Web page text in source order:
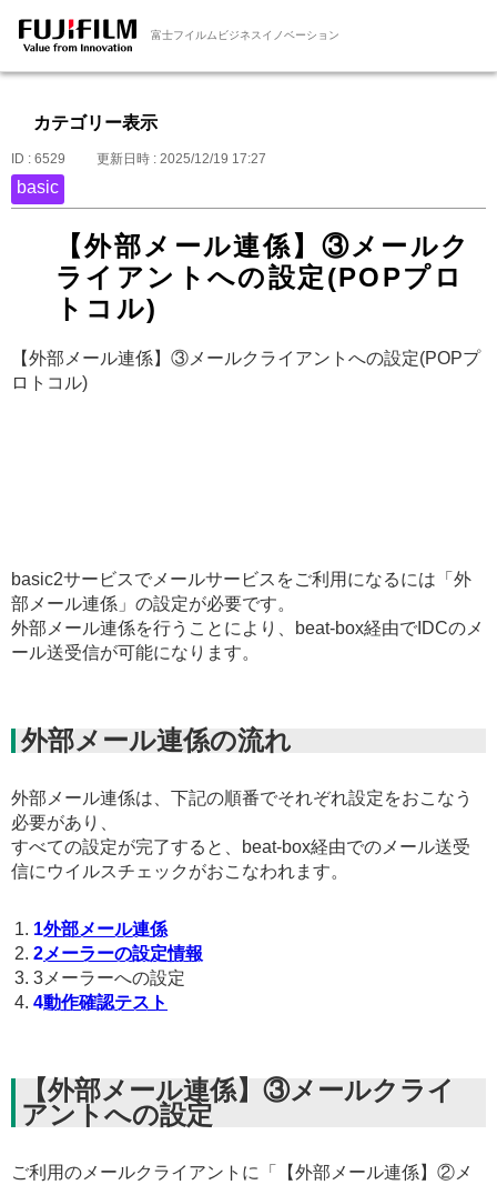
富士フイルムビジネスイノベーション
カテゴリー表示
ID : 6529 更新日時 : 2025/12/19 17:27
basic
【外部メール連係】③メールク
ライアントへの設定(POPプロ
トコル)
【外部メール連係】③メールクライアントへの設定(POPプ
ロトコル)
basic2サービスでメールサービスをご利用になるには「外
部メール連係」の設定が必要です。
外部メール連係を行うことにより、beat-box経由でIDCのメ
ール送受信が可能になります。
外部メール連係の流れ
外部メール連係は、下記の順番でそれぞれ設定をおこなう
必要があり、
すべての設定が完了すると、beat-box経由でのメール送受
信にウイルスチェックがおこなわれます。
1外部メール連係
2メーラーの設定情報
3 メーラーへの設定
4動作確認テスト
【外部メール連係】③メールクライ
アントへの設定
ご利用のメールクライアントに「【外部メール連係】②メ